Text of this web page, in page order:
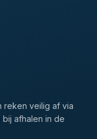
reken veilig af via
bij afhalen in de